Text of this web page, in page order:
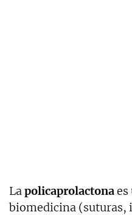
Lapolicaprolactonaes
biomedicina (suturas,